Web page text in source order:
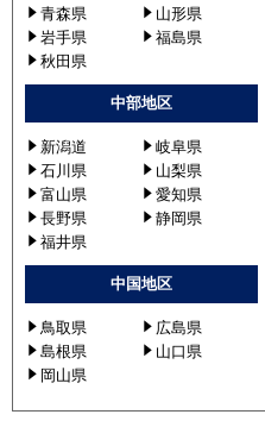
青森県
山形県
岩手県
福島県
秋田県
中部地区
新潟道
岐阜県
石川県
山梨県
富山県
愛知県
長野県
静岡県
福井県
中国地区
鳥取県
広島県
島根県
山口県
岡山県